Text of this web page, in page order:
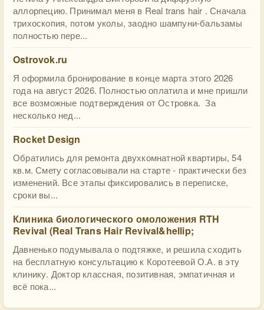
аллорпецию. Принимал меня в Real trans hair . Сначала
трихоскопия, потом уколы, заодно шампуни-бальзамы
полностью пере...
Ostrovok.ru
Я оформила бронирование в конце марта этого 2026
года на август 2026. Полностью оплатила и мне пришли
все возможные подтверждения от Островка. За
несколько нед...
Rocket Design
Обратились для ремонта двухкомнатной квартиры, 54
кв.м. Смету согласовывали на старте - практически без
изменений. Все этапы фиксировались в переписке,
сроки вы...
Клиника биологического омоложения RTH
Revival (Real Trans Hair Revival&hellip;
Давненько подумывала о подтяжке, и решила сходить
на бесплатную консультацию к Коротеевой О.А. в эту
клинику. Доктор классная, позитивная, эмпатичная и
всё пока...